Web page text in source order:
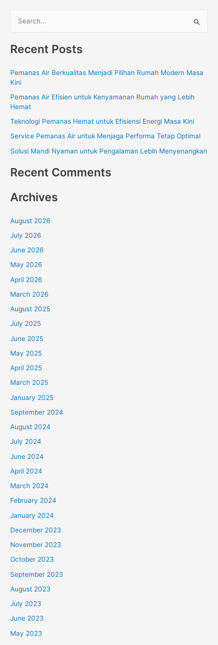
a
c
f
Recent Posts
Pemanas Air Berkualitas Menjadi Pilihan Rumah Modern Masa
Kini
Pemanas Air Efisien untuk Kenyamanan Rumah yang Lebih
Hemat
Teknologi Pemanas Hemat untuk Efisiensi Energi Masa Kini
Service Pemanas Air untuk Menjaga Performa Tetap Optimal
Solusi Mandi Nyaman untuk Pengalaman Lebih Menyenangkan
Recent Comments
Archives
August 2026
July 2026
June 2026
May 2026
April 2026
March 2026
August 2025
July 2025
June 2025
May 2025
April 2025
March 2025
January 2025
September 2024
August 2024
July 2024
June 2024
April 2024
March 2024
February 2024
January 2024
December 2023
November 2023
October 2023
September 2023
August 2023
July 2023
June 2023
May 2023